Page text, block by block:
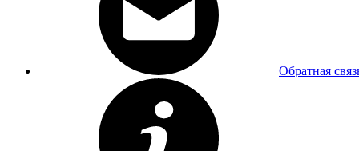
Обратная